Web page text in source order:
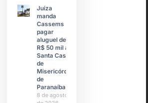
Juíza
manda
Cassems
pagar
aluguel de
R$ 50 mil à
Santa Casa
de
Misericórdia
de
Paranaíba
8 de agosto